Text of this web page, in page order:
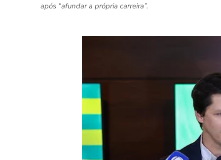
após “afundar a própria carreira”.